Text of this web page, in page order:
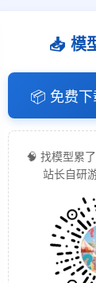
📥 模
📦 免费
🧠 找模型累
站长自研